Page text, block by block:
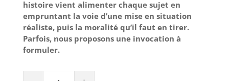
histoire vient alimenter chaque sujet en
empruntant la voie d’une mise en situation
réaliste, puis la moralité qu’il faut en tirer.
Parfois, nous proposons une invocation à
formuler.